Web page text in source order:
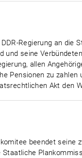
Regierung an die
und seine
allen
Pensionen zu
Akt den
beendet